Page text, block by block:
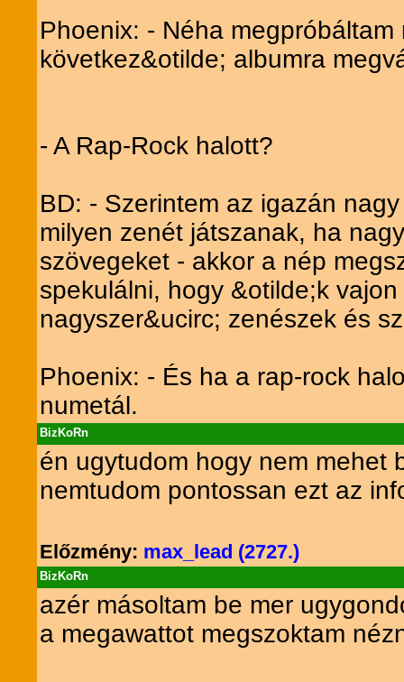
Phoenix: - Néha
következ&otilde; albumra
- A Rap-Rock halott?
BD: - Szerintem az igazán
milyen zenét játszanak, ha
szövegeket - akkor a nép
spekulálni, hogy &otilde;k
nagyszer&ucirc; zenészek és
Phoenix: - És ha a rap-rock
numetál.
BizKoRn
én ugytudom hogy nem mehet
nemtudom pontossan ezt az
Előzmény: max_lead (2727.)
BizKoRn
azér másoltam be mer
a megawattot megszoktam